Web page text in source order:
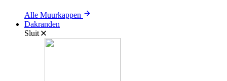
Alle Muurkappen
Dakranden
Sluit